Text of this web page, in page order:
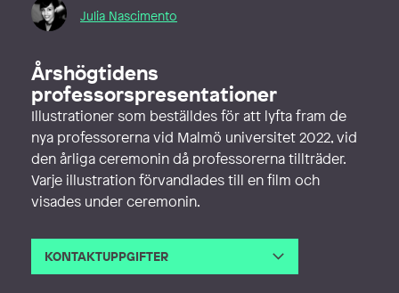
Julia Nascimento
Årshögtidens
professorspresentationer
Illustrationer som beställdes för att lyfta fram de
nya professorerna vid Malmö universitet 2022, vid
den årliga ceremonin då professorerna tillträder.
Varje illustration förvandlades till en film och
visades under ceremonin.
KONTAKTUPPGIFTER